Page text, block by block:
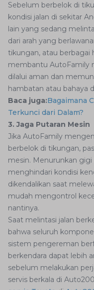
Sebelum berbelok di
kondisi jalan di sekitar
lain yang sedang
dari arah yang
tikungan, atau berbagai
membantu AutoFamily
dilalui aman dan
hambatan atau bahaya
Baca juga:Bagaimana
Terkunci dari Dalam?
3. Jaga Putaran Mesin
Jika AutoFamily
berbelok di tikungan,
mesin. Menurunkan
menghindari kondisi
dikendalikan saat
mudah mengontrol
nantinya.
Saat melintasi jalan
bahwa seluruh
sistem pengereman
berkendara dapat lebih
sebelum melakukan
servis berkala di